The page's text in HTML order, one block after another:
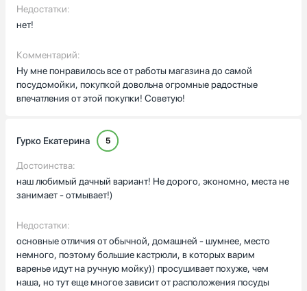
Недостатки:
нет!
Комментарий:
Ну мне понравилось все от работы магазина до самой
посудомойки, покупкой довольна огромные радостные
впечатления от этой покупки! Советую!
Гурко Екатерина 5
Достоинства:
наш любимый дачный вариант! Не дорого, экономно, места не
занимает - отмывает!)
Недостатки:
основные отличия от обычной, домашней - шумнее, место
немного, поэтому большие кастрюли, в которых варим
варенье идут на ручную мойку)) просушивает похуже, чем
наша, но тут еще многое зависит от расположения посуды